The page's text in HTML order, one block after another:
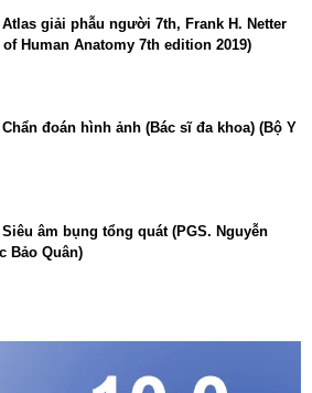
Atlas giải phẫu người 7th, Frank H. Netter
of Human Anatomy 7th edition 2019)
Chẩn đoán hình ảnh (Bác sĩ đa khoa) (Bộ Y
Siêu âm bụng tổng quát (PGS. Nguyễn
Bảo Quân)